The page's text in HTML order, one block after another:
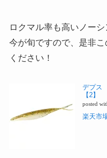
ロクマル率も高いノー
今が旬ですので、是非
ください！
デプ
【2】
posted
楽天市